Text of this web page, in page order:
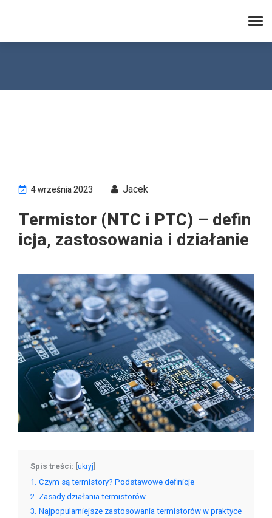
4 września 2023 Jacek
Termistor (NTC i PTC) – defin
icja, zastosowania i działanie
Spis treści: [ukryj]
1 Czym są termistory? Podstawowe definicje
2 Zasady działania termistorów
3 Najpopularniejsze zastosowania termistorów w praktyce